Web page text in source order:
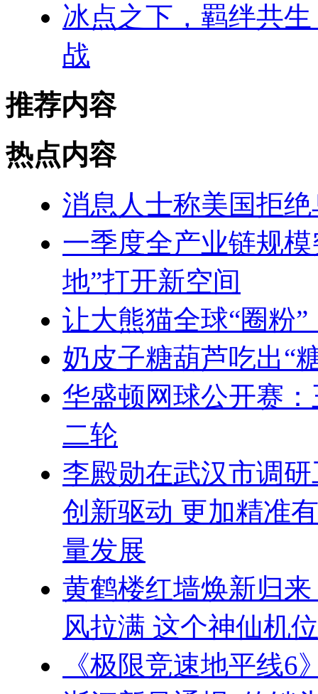
冰点之下，羁绊共
战
推荐内容
热点内容
消息人士称美国拒
一季度全产业链规
地”打开新空间
让大熊猫全球“圈粉
奶皮子糖葫芦吃出“
华盛顿网球公开赛
二轮
李殿勋在武汉市调
创新驱动 更加精准
量发展
黄鹤楼红墙焕新归
风拉满 这个神仙机
《极限竞速地平线6